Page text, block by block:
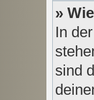
»
In
sind